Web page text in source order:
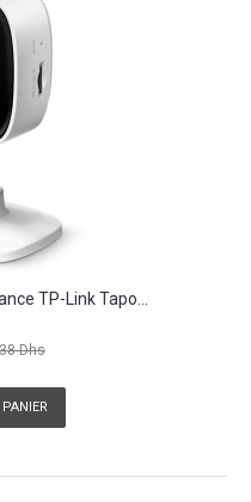
TP-Link Tapo...
Dhs